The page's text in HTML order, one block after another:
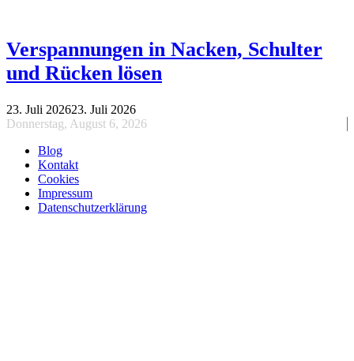
Verspannungen in Nacken, Schulter
und Rücken lösen
23. Juli 202623. Juli 2026
Donnerstag, August 6, 2026
Blog
Kontakt
Cookies
Impressum
Datenschutzerklärung